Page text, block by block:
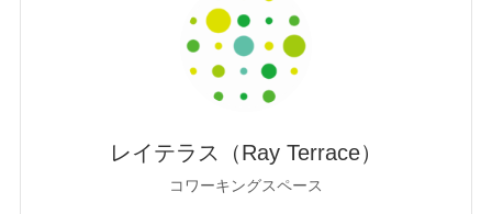
レイテラス（Ray Terrace）
コワーキングスペース